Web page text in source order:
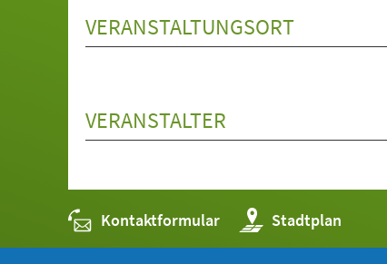
VERANSTALTUNGSORT
VERANSTALTER
Kontaktformular Stadtplan
(Öffnet
in
einem